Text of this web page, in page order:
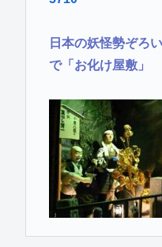
日本の妖怪勢ぞろ
で「お化け屋敷」